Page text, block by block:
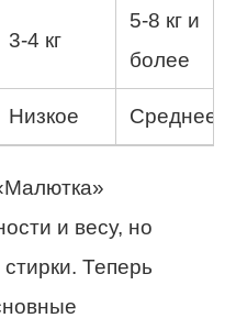
3-4 кг
5-8 кг и
более
Низкое Среднее
и весу, но
Теперь